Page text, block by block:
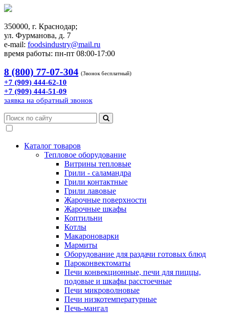
350000, г. Краснодар;
ул. Фурманова, д. 7
e-mail: foodsindustry@mail.ru
время работы: пн-пт 08:00-17:00
8 (800) 77-07-304 (Звонок бесплатный)
+7 (909) 444-62-10
+7 (909) 444-51-09
заявка на обратный звонок
Каталог товаров
Тепловое оборудование
Витрины тепловые
Грили - саламандра
Грили контактные
Грили лавовые
Жарочные поверхности
Жарочные шкафы
Коптильни
Котлы
Макароноварки
Мармиты
Оборудование для раздачи готовых блюд
Пароконвектоматы
Печи конвекционные, печи для пиццы,
подовые и шкафы расстоечные
Печи микроволновые
Печи низкотемпературные
Печь-мангал